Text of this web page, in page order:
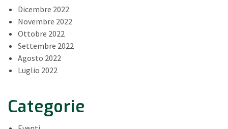
Dicembre 2022
Novembre 2022
Ottobre 2022
Settembre 2022
Agosto 2022
Luglio 2022
Categorie